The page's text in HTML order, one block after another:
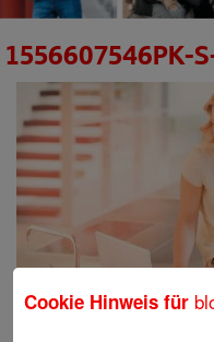
1556607546PK-
Cookie Hinweis für